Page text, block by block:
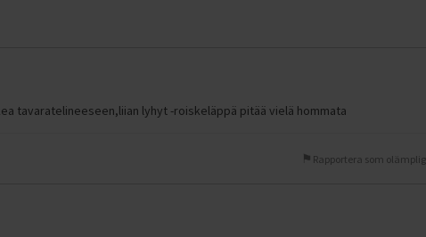
tavaratelineeseen,liian lyhyt -roiskeläppä pitää vielä hommata
Rapportera som olämplig